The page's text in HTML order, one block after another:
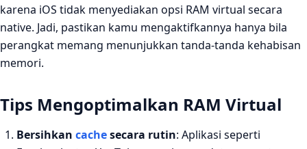
karena iOS tidak menyediakan opsi RAM virtual secara
native. Jadi, pastikan kamu mengaktifkannya hanya bila
perangkat memang menunjukkan tanda‑tanda kehabisan
memori.
Tips Mengoptimalkan RAM Virtual
Bersihkan cachesecara rutin: Aplikasi seperti